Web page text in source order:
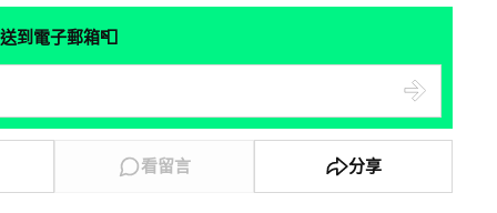
到電子郵箱📮
看留言 分享